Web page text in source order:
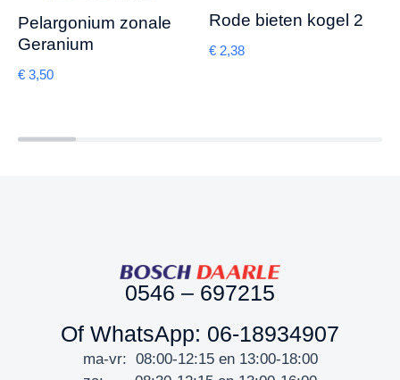
Pelargonium zonale
Geranium
€ 3,50
Rode bieten kogel 2
€ 2,38
0546 – 697215
Of WhatsApp: 06-18934907
ma-vr: 08:00-12:15 en 13:00-18:00